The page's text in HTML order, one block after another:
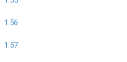
1.56
1.57